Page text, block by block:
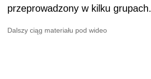
przeprowadzony w kilku grupach.
Dalszy ciąg materiału pod wideo